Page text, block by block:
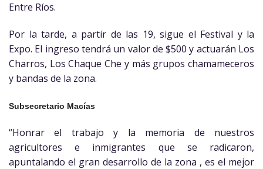
Entre Ríos.
Por la tarde, a partir de las 19, sigue el Festival y la
Expo. El ingreso tendrá un valor de $500 y actuarán Los
Charros, Los Chaque Che y más grupos chamameceros
y bandas de la zona.
Subsecretario Macías
“Honrar el trabajo y la memoria de nuestros
agricultores e inmigrantes que se radicaron,
apuntalando el gran desarrollo de la zona , es el mejor